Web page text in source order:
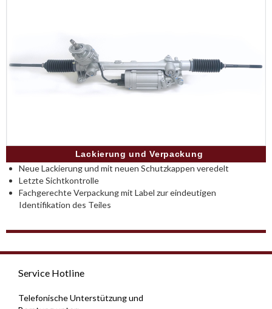
Lackierung und Verpackung
Neue Lackierung und mit neuen Schutzkappen veredelt
Letzte Sichtkontrolle
Fachgerechte Verpackung mit Label zur eindeutigen
Identifikation des Teiles
Service Hotline
Telefonische Unterstützung und